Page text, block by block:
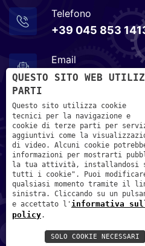
Telefono
+39 045 853
Email
Indirizzo
Via Olmo, n. 26 - 37030
Informativa sulla
Fila Termoidraulica snc di
QUESTO SITO WEB
PARTI
Questo sito utilizza cookie
tecnici per la navigazione e
cookie di terze parti per
aggiuntivi come la
di video. Alcuni cookie
informazioni per mostrarti
la tua attività, installandosi
tutti i cookie". Puoi
qualsiasi momento tramite il
sinistra. Cliccando su un
e accettato l' informativa
policy.
SOLO COOKIE NECESSARI